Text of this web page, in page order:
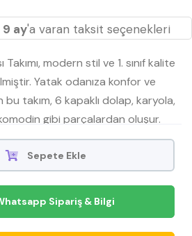
ay'a varan taksit seçenekleri
modern stil ve 1. sınıf kalite
Yatak odanıza konfor ve
takım, 6 kapaklı dolap, karyola,
gibi parçalardan oluşur.
modelleri arasında öne çıkan bu
ve rahatlık sunar.
Sepete Ekle
Sipariş & Bilgi